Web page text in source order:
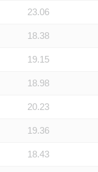
23.06
18.38
19.15
18.98
20.23
19.36
18.43